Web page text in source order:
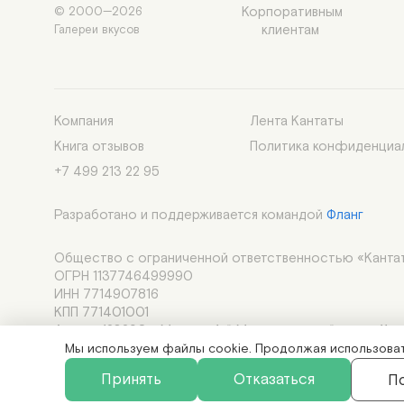
Мы используем файлы cookie. Продолжая
Принять Отказаться
© 2000—2026
Галереи вкусов
Корпоративным
клиентам
Компания
Лента Кантаты
Книга отзывов
Политика
+7 499 213 22 95
Разработано и поддерживается командой Фланг
Общество с ограниченной ответственностью
ОГРН 1137746499990
ИНН 7714907816
КПП 771401001
Адрес: 123290, г.Москва, 1-й Магистральный туп., д.11,
Адрес электронной почты: im@cantata.ru